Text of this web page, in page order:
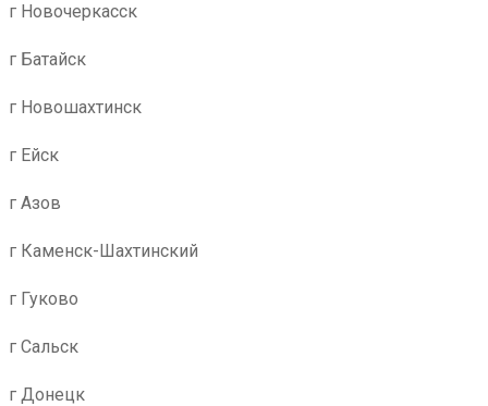
г Новочеркасск
г Батайск
г Новошахтинск
г Ейск
г Азов
г Каменск-Шахтинский
г Гуково
г Сальск
г Донецк